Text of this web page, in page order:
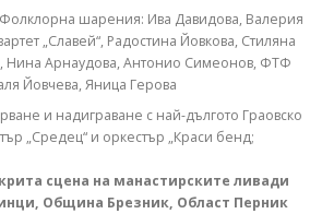
Фолклорна шарения: Ива Давидова, Валерия
„Славей“, Радостина Йовкова, Стиляна
Нина Арнаудова, Антонио Симеонов, ФТФ
Йовчева, Яница Герова
и надиграване с най-дългото Граовско
„Средец“ и оркестър „Краси бенд;
сцена на манастирските ливади
Община Брезник, Област Перник